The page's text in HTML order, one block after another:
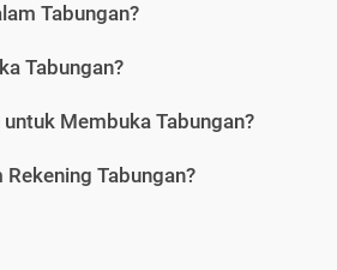
Tabungan?
Tabungan?
Membuka Tabungan?
Tabungan?